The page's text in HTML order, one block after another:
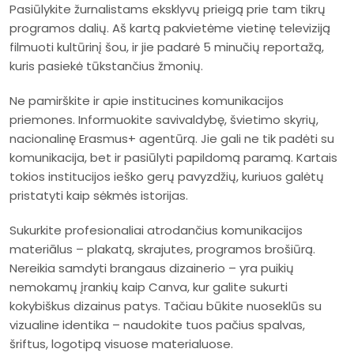
Pasiūlykite žurnalistams eksklyvų prieigą prie tam tikrų
programos dalių. Aš kartą pakvietėme vietinę televiziją
filmuoti kultūrinį šou, ir jie padarė 5 minučių reportažą,
kuris pasiekė tūkstančius žmonių.
Ne pamirškite ir apie institucines komunikacijos
priemones. Informuokite savivaldybę, švietimo skyrių,
nacionalinę Erasmus+ agentūrą. Jie gali ne tik padėti su
komunikacija, bet ir pasiūlyti papildomą paramą. Kartais
tokios institucijos ieško gerų pavyzdžių, kuriuos galėtų
pristatyti kaip sėkmės istorijas.
Sukurkite profesionaliai atrodančius komunikacijos
materiālus – plakatą, skrajutes, programos brošiūrą.
Nereikia samdyti brangaus dizainerio – yra puikių
nemokamų įrankių kaip Canva, kur galite sukurti
kokybiškus dizainus patys. Tačiau būkite nuoseklūs su
vizualine identika – naudokite tuos pačius spalvas,
šriftus, logotipą visuose materialuose.